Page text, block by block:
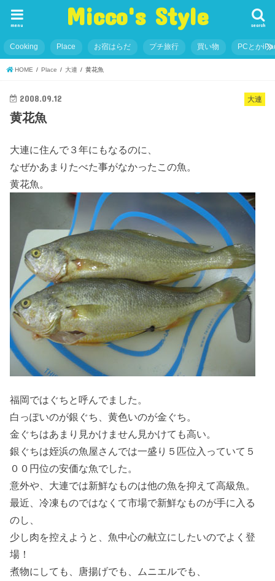
Micco's Style search
menu
Cooking Place お宿はらだ プチ旅行 買い物 PCとか
HOME Place 大連 黄花魚
大連
2008.09.12
黄花魚
大連に住んで３年にもなるのに、
なぜかあまりたべた事がなかったこの魚。
黄花魚。
福岡ではぐちと呼んでました。
白っぽいのが銀ぐち、黄色いのが金ぐち。
金ぐちはあまり見かけません見かけても高い。
銀ぐちは姪浜の魚屋さんでは一盛り５匹位入っていて５
００円位の安価な魚でした。
意外や、大連では新鮮なものは他の魚を抑えて高級魚。
最近、冷凍ものではなくて市場で新鮮なものが手に入る
のし、
少し肉を控えようと、魚中心の献立にしたいのでよく登
場！
煮物にしても、唐揚げでも、ムニエルでも、